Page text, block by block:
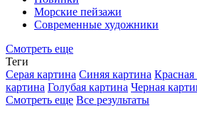
Морские пейзажи
Современные художники
Смотреть еще
Теги
Серая картина Синяя картина Красная
картина Голубая картина Черная
Смотреть еще Все результаты